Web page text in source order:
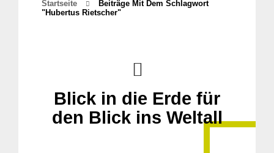
Startseite
Beiträge Mit Dem Schlagwort
"hubertus Rietscher"
Blick in die Erde für
den Blick ins Weltall